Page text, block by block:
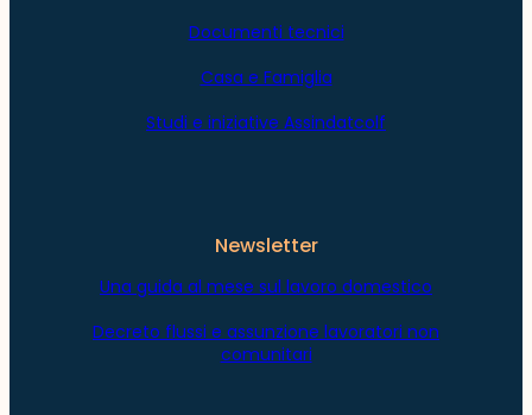
Documenti tecnici
Casa e Famiglia
Studi e iniziative Assindatcolf
Newsletter
Una guida al mese sul lavoro domestico
Decreto flussi e assunzione lavoratori non
comunitari